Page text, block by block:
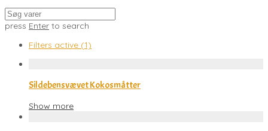
press Enter to search
Filters active (1)
Sildebensvævet Kokosmåtter
Show more